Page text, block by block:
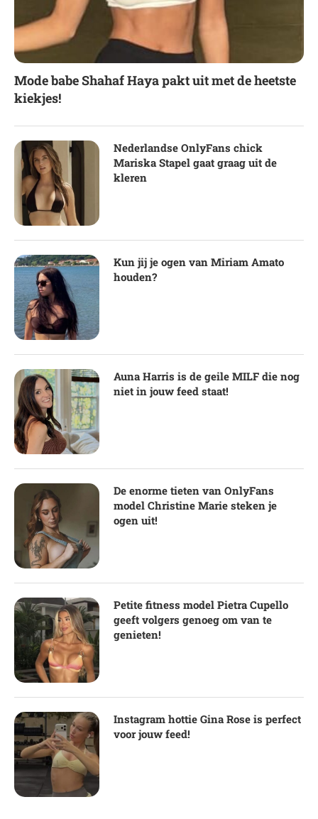
Mode babe Shahaf Haya pakt uit met de heetste
kiekjes!
Nederlandse OnlyFans chick
Mariska Stapel gaat graag uit de
kleren
Kun jij je ogen van Miriam Amato
houden?
Auna Harris is de geile MILF die nog
niet in jouw feed staat!
De enorme tieten van OnlyFans
model Christine Marie steken je
ogen uit!
Petite fitness model Pietra Cupello
geeft volgers genoeg om van te
genieten!
Instagram hottie Gina Rose is perfect
voor jouw feed!